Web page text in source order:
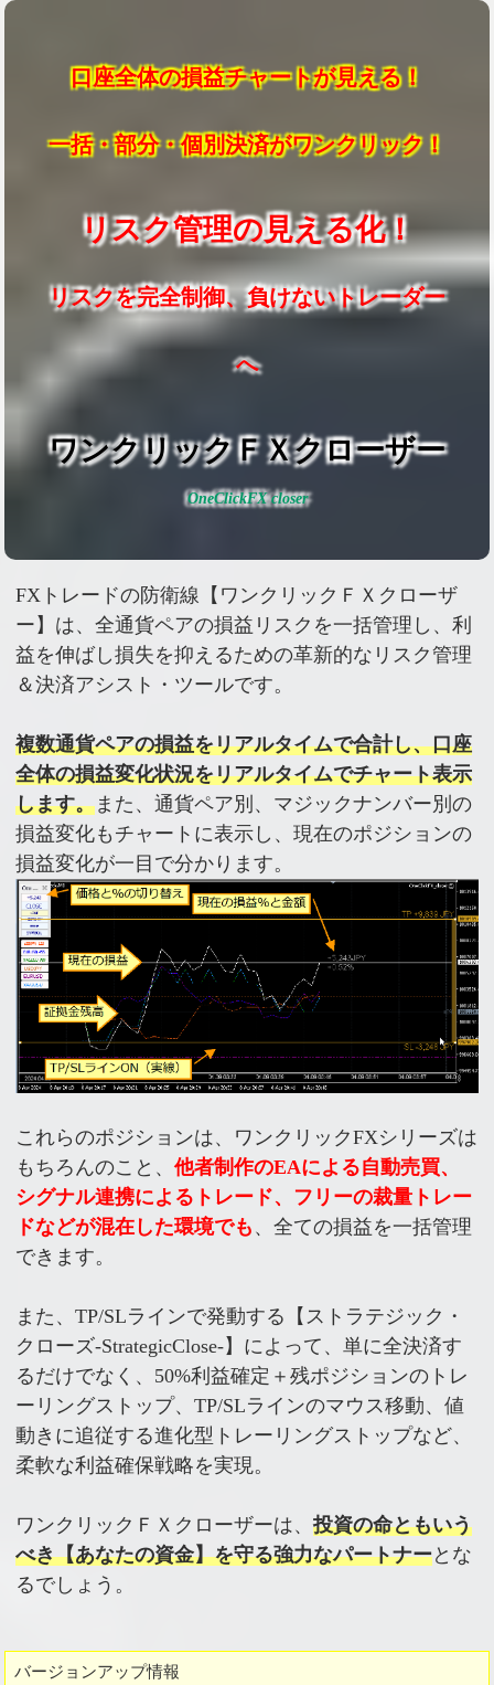
口座全体の損益チャートが見える！
一括・部分・個別決済がワンクリック！
リスク管理の見える化！
リスクを完全制御、負けないトレーダー
へ
ワンクリックＦＸクローザー
OneClickFX closer
FXトレードの防衛線【ワンクリックＦＸクローザ
ー】は、全通貨ペアの損益リスクを一括管理し、利
益を伸ばし損失を抑えるための革新的なリスク管理
＆決済アシスト・ツールです。
複数通貨ペアの損益をリアルタイムで合計し、口座
全体の損益変化状況をリアルタイムでチャート表示
します。また、通貨ペア別、マジックナンバー別の
損益変化もチャートに表示し、現在のポジションの
損益変化が一目で分かります。
これらのポジションは、ワンクリックFXシリーズは
もちろんのこと、 他者制作のEAによる自動売買、
シグナル連携によるトレード、フリーの裁量トレー
ドなどが混在した環境でも 、全ての損益を一括管理
できます。
また、TP/SLラインで発動する【ストラテジック・
クローズ-StrategicClose-】によって、単に全決済す
るだけでなく、50%利益確定＋残ポジションのトレ
ーリングストップ、TP/SLラインのマウス移動、値
動きに追従する進化型トレーリングストップなど、
柔軟な利益確保戦略を実現。
ワンクリックＦＸクローザーは、 投資の命ともいう
べき【あなたの資金】を守る強力なパートナーとな
るでしょう。
バージョンアップ情報